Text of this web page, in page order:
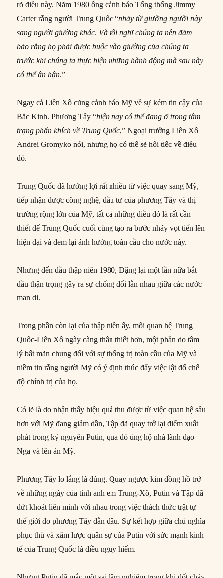
rõ điều này. Năm 1980 ông cảnh báo Tổng thống Jimmy
Carter rằng người Trung Quốc “nhảy từ giường người này
sang người giường khác. Và tôi nghĩ chúng ta nên đảm
bảo rằng họ phải được buộc vào giường của chúng ta
trước khi chúng ta thực hiện những hành động mà sau này
có thể ân hận.”
Ngay cả Liên Xô cũng cảnh báo Mỹ về sự kém tin cậy của
Bắc Kinh. Phương Tây “hiện nay có thể đang ở trong tâm
trạng phấn khích về Trung Quốc,” Ngoại trưởng Liên Xô
Andrei Gromyko nói, nhưng họ có thể sẽ hối tiếc về điều
đó.
Trung Quốc đã hưởng lợi rất nhiều từ việc quay sang Mỹ,
tiếp nhận được công nghệ, đầu tư của phương Tây và thị
trường rộng lớn của Mỹ, tất cả những điều đó là rất cần
thiết để Trung Quốc cuối cùng tạo ra bước nhảy vọt tiến lên
hiện đại và đem lại ảnh hưởng toàn cầu cho nước này.
Nhưng đến đầu thập niên 1980, Đặng lại một lần nữa bắt
đầu thận trọng gây ra sự chống đối lẫn nhau giữa các nước
man di.
Trong phần còn lại của thập niên ấy, mối quan hệ Trung
Quốc-Liên Xô ngày càng thân thiết hơn, một phần do tâm
lý bất mãn chung đối với sự thống trị toàn cầu của Mỹ và
niềm tin rằng người Mỹ có ý định thúc đẩy việc lật đổ chế
độ chính trị của họ.
Có lẽ là do nhận thấy hiệu quả thu được từ việc quan hệ sâu
hơn với Mỹ đang giảm dần, Tập đã quay trở lại điểm xuất
phát trong kỷ nguyên Putin, qua đó ủng hộ nhà lãnh đạo
Nga và lên án Mỹ.
Phương Tây lo lắng là đúng. Quay ngược kim đồng hồ trở
về những ngày của tình anh em Trung-Xô, Putin và Tập đã
dứt khoát liên minh với nhau trong việc thách thức trật tự
thế giới do phương Tây dẫn đầu. Sự kết hợp giữa chủ nghĩa
phục thù và xâm lược quân sự của Putin với sức mạnh kinh
tế của Trung Quốc là điều nguy hiểm.